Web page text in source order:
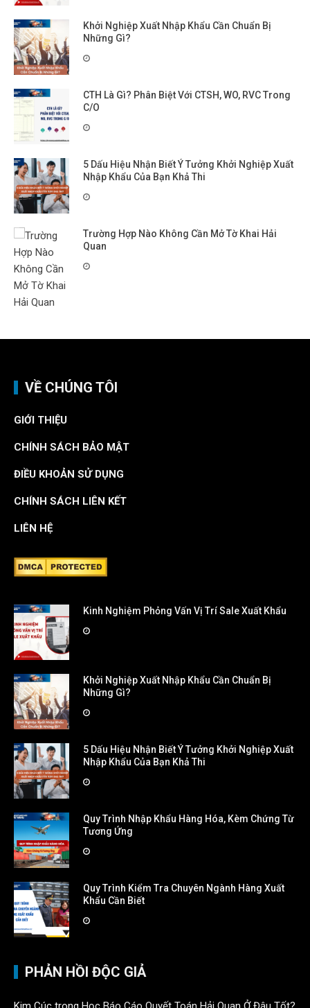
Khởi Nghiệp Xuất Nhập Khẩu Cần Chuẩn Bị
Những Gì?
CTH Là Gì? Phân Biệt Với CTSH, WO, RVC Trong
C/O
5 Dấu Hiệu Nhận Biết Ý Tưởng Khởi Nghiệp Xuất
Nhập Khẩu Của Bạn Khả Thi
Trường Hợp Nào Không Cần Mở Tờ Khai Hải
Quan
VỀ CHÚNG TÔI
GIỚI THIỆU
CHÍNH SÁCH BẢO MẬT
ĐIỀU KHOẢN SỬ DỤNG
CHÍNH SÁCH LIÊN KẾT
LIÊN HỆ
Kinh Nghiệm Phỏng Vấn Vị Trí Sale Xuất Khẩu
Khởi Nghiệp Xuất Nhập Khẩu Cần Chuẩn Bị
Những Gì?
5 Dấu Hiệu Nhận Biết Ý Tưởng Khởi Nghiệp Xuất
Nhập Khẩu Của Bạn Khả Thi
Quy Trình Nhập Khẩu Hàng Hóa, Kèm Chứng Từ
Tương Ứng
Quy Trình Kiểm Tra Chuyên Ngành Hàng Xuất
Khẩu Cần Biết
PHẢN HỒI ĐỘC GIẢ